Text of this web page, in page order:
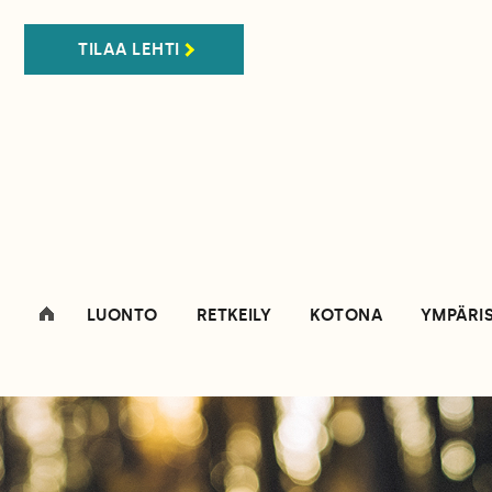
TILAA LEHTI
LUONTO RETKEILY KOTONA